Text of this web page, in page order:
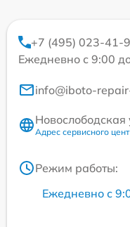
+7 (495) 023-41-
Ежедневно с 9:00
info@iboto-
Адрес сервисного
Режим работы:
Ежедневно с